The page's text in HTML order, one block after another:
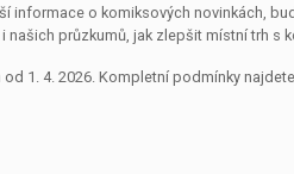
informace o komiksových novinkách,
průzkumů, jak zlepšit místní trh s
1. 4. 2026. Kompletní podmínky